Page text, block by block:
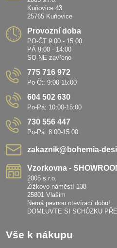
Kuňovice 43
25765 Kuňovice
Provozní doba
PO-ČT 9:00 - 15:00
PÁ 9:00 - 14:00
SO-NE zavřeno
775 716 972
Po-Čt: 9:00-15:00
604 502 630
Po-Pá: 10:00-15:00
730 556 447
Po-Pá: 8:00-15:00
zakaznik​@bohemia-
Vzorkovna -
2005 s.r.o.
Žižkovo náměstí 138
25801 Vlašim
Nemá pevnou otevírací dobu!
DOMLUVTE SI SCHŮZKU
Vše k nákupu